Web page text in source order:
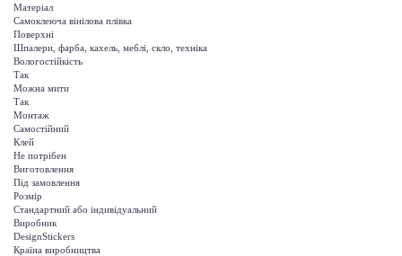
Матеріал
Самоклеюча вінілова плівка
Поверхні
Шпалери, фарба, кахель, меблі, скло, техніка
Вологостійкість
Так
Можна мити
Так
Монтаж
Самостійний
Клей
Не потрібен
Виготовлення
Під замовлення
Розмір
Стандартний або індивідуальний
Виробник
DesignStickers
Країна виробництва